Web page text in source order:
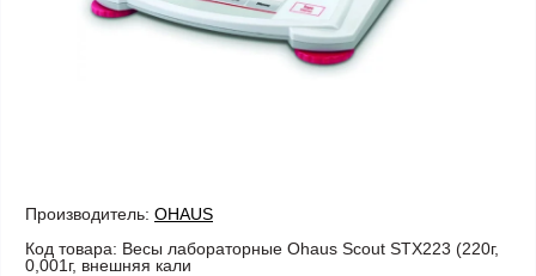
Производитель: OHAUS
Код товара: Весы лабораторные Ohaus Scout STX223 (220г,
0,001г, внешняя кали